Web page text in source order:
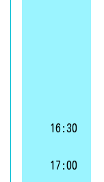
16:30
17:00